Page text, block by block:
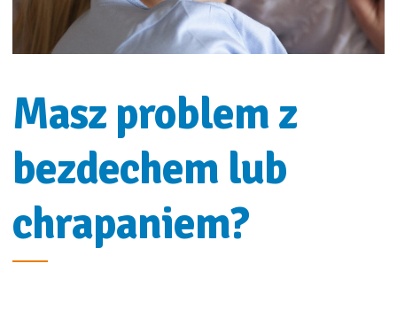
Masz problem z
bezdechem lub
chrapaniem?